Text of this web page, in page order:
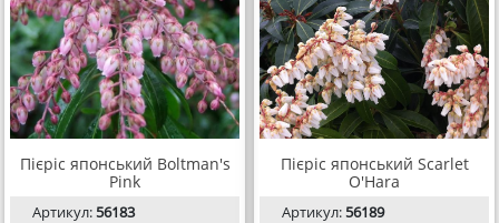
Пієріс японський Boltman's
Pink
Артикул:56183
Пієріс японський Scarlet
O'Hara
Артикул:56189